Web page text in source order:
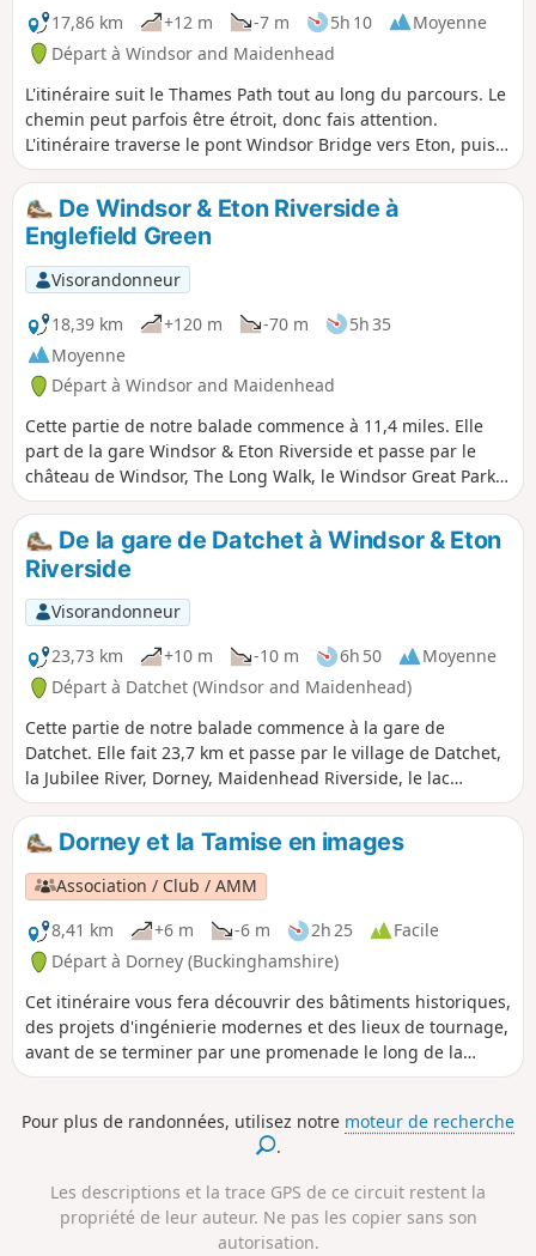
17,86 km
+12 m -7 m 5h 10
Moyenne
Départ à Windsor and Maidenhead
L'itinéraire suit le Thames Path tout au long du parcours. Le
chemin peut parfois être étroit, donc fais attention.
L'itinéraire traverse le pont Windsor Bridge vers Eton, puis
tourne à gauche pour suivre le Thames Path après Boveney
et Dorney Lake. Oakley Court et Bray Studios sont
rapidement visibles de l'autre côté de la rivière. Ensuite, tu
arrives à Bray Lock, puis tu traverses Maidenhead et
Cookham jusqu'à Bourne End.
De Windsor & Eton Riverside à
Englefield Green
Visorandonneur
18,39 km
+120 m -70 m
5h 35
Moyenne
Départ à Windsor and Maidenhead
Cette partie de notre balade commence à 11,4 miles. Elle
part de la gare Windsor & Eton Riverside et passe par le
château de Windsor, The Long Walk, le Windsor Great Park,
le Three Castles Path, Virginia Water, les Valley Gardens, les
Savill Gardens et Englefield Green.
De la gare de Datchet à Windsor & Eton
Riverside
Visorandonneur
23,73 km
+10 m -10 m 6h 50
Moyenne
Départ à Datchet (Windsor and Maidenhead)
Cette partie de notre balade commence à la gare de
Datchet. Elle fait 23,7 km et passe par le village de Datchet,
la Jubilee River, Dorney, Maidenhead Riverside, le lac
Dorney, Boveney, le Thames Path, Eton High Street et le
pont Windsor Bridge. C'est la plus longue des cinq parties,
mais elle est plate et facile à suivre.
Dorney et la Tamise en images
Association / Club / AMM
8,41 km
+6 m -6 m 2h 25
Facile
Départ à Dorney (Buckinghamshire)
Cet itinéraire vous fera découvrir des bâtiments historiques,
des projets d'ingénierie modernes et des lieux de tournage,
avant de se terminer par une promenade le long de la
Tamise, paisible et tranquille.
Pour plus de randonnées, utilisez notre moteur de recherche
.
Les descriptions et la trace GPS de ce circuit restent la
propriété de leur auteur. Ne pas les copier sans son
autorisation.